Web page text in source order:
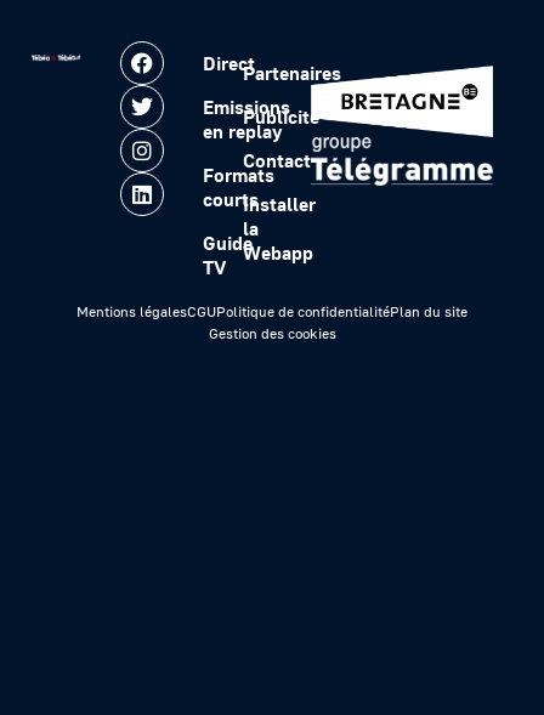
Direct
Emissions
en replay
Formats
courts
Guide
TV
Partenaires
Publicité
Contact
Installer
la
Webapp
Mentions légalesCGUPolitique de confidentialitéPlan du site
Gestion des cookies